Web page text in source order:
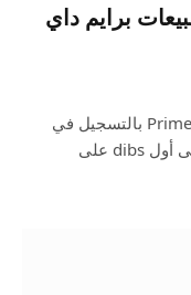
برايم داي
ما تحتاج إلى معرفتهتوصي أمازون أعضاء Prime بالتسجيل في
برنامج الصفقات المدعو فقط للحصول على أول dibs على